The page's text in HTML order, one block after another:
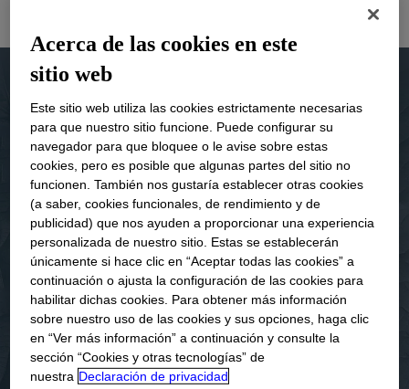
Acerca de las cookies en este
sitio web
Este sitio web utiliza las cookies estrictamente necesarias
para que nuestro sitio funcione. Puede configurar su
navegador para que bloquee o le avise sobre estas
cookies, pero es posible que algunas partes del sitio no
funcionen. También nos gustaría establecer otras cookies
(a saber, cookies funcionales, de rendimiento y de
publicidad) que nos ayuden a proporcionar una experiencia
personalizada de nuestro sitio. Estas se establecerán
únicamente si hace clic en “Aceptar todas las cookies” a
continuación o ajusta la configuración de las cookies para
habilitar dichas cookies. Para obtener más información
sobre nuestro uso de las cookies y sus opciones, haga clic
en “Ver más información” a continuación y consulte la
sección “Cookies y otras tecnologías” de
nuestra Declaración de privacidad